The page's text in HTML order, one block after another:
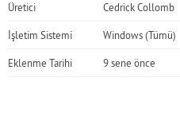
Üretici Cedrick Collomb
İşletim Sistemi Windows (Tümü)
Eklenme Tarihi 9 sene önce